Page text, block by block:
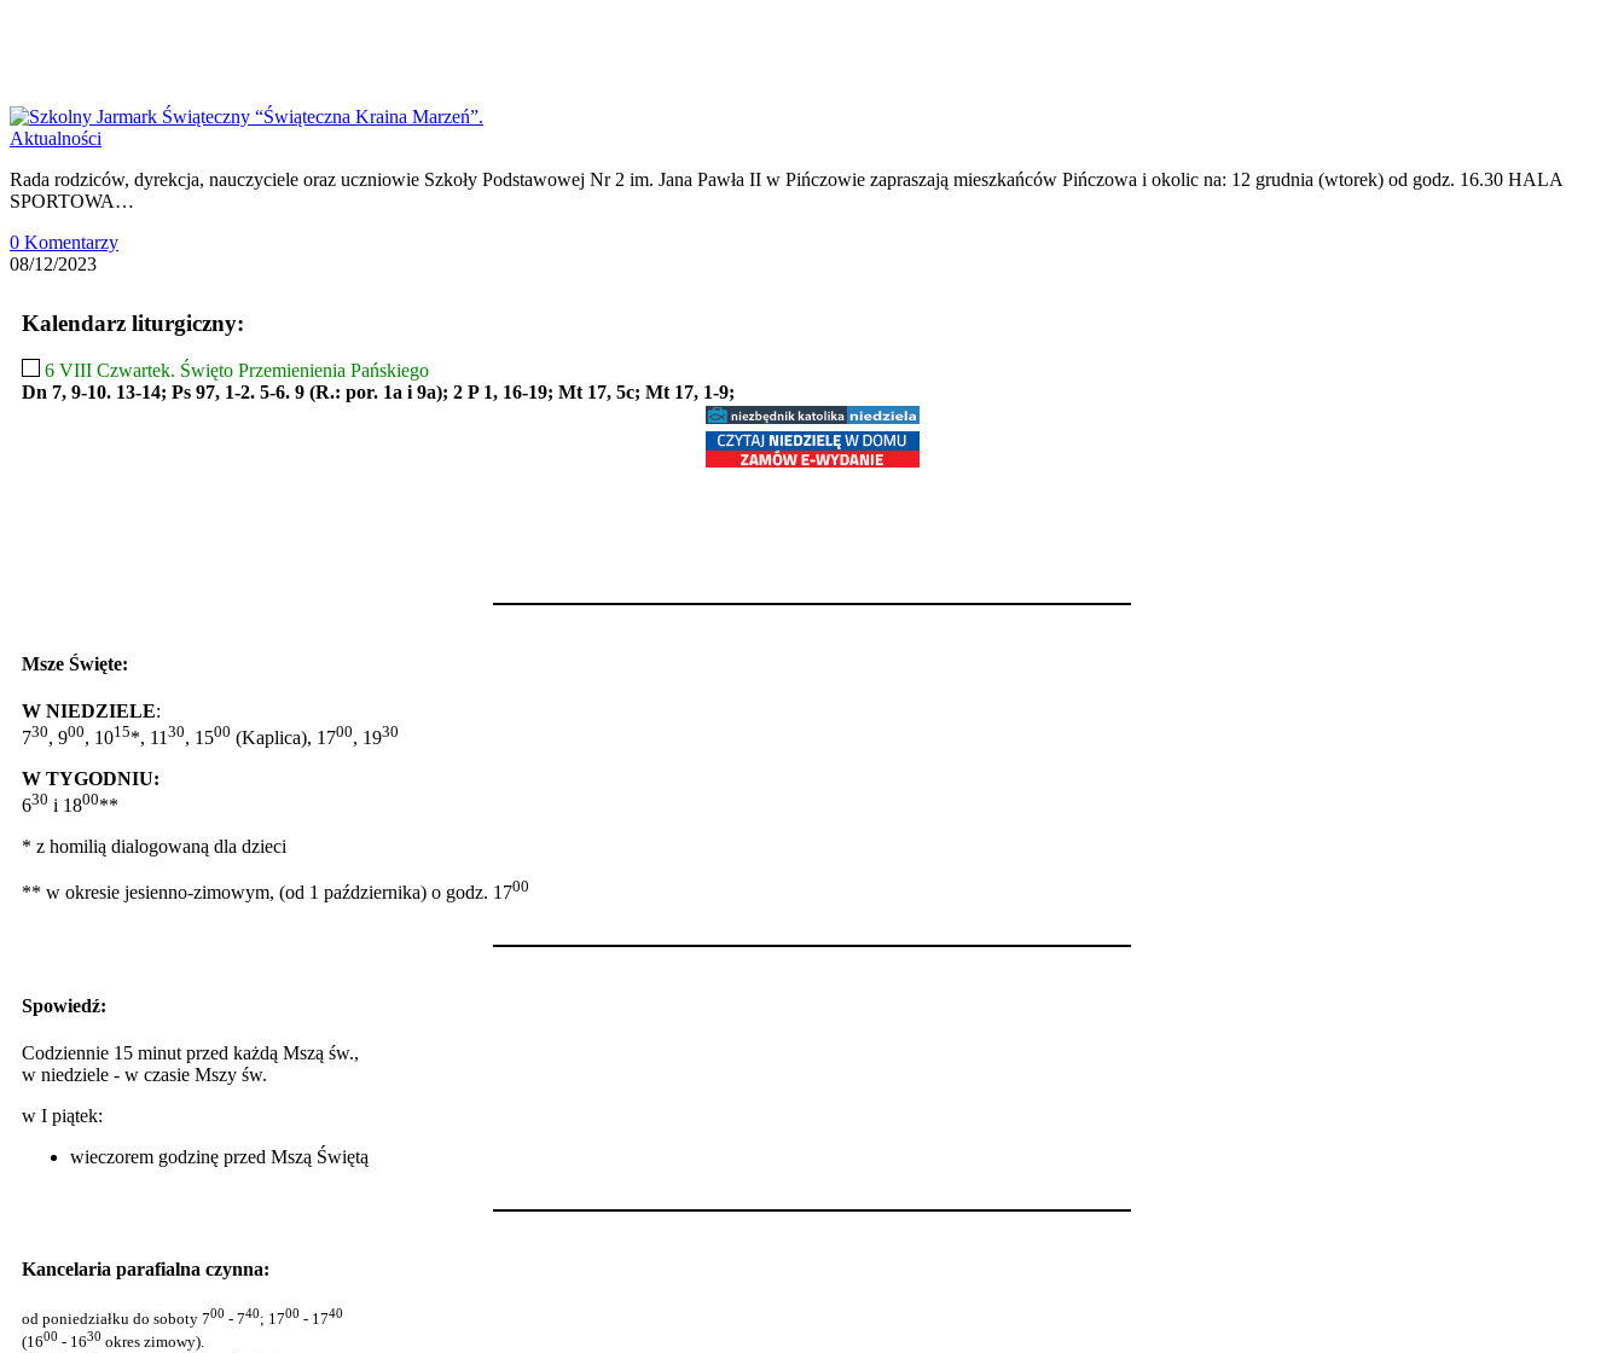
Aktualności
Rada rodziców, dyrekcja, nauczyciele oraz uczniowie Szkoły Podstawowej Nr 2 im. Jana Pawła II w Pińczowie zapraszają mieszkańców Pińczowa i okolic na: 12 grudnia (wtorek) od godz. 16.30 HALA
SPORTOWA…
0 Komentarzy
08/12/2023
Kalendarz liturgiczny:
6 VIII Czwartek. Święto Przemienienia Pańskiego
Dn 7, 9-10. 13-14; Ps 97, 1-2. 5-6. 9 (R.: por. 1a i 9a); 2 P 1, 16-19; Mt 17, 5c; Mt 17, 1-9;
Msze Święte:
W NIEDZIELE:
730, 900, 1015*, 11 30, 1500 (Kaplica), 1700, 1930
W TYGODNIU:
630 i 1800**
* z homilią dialogowaną dla dzieci
** w okresie jesienno-zimowym, (od 1 października) o godz. 1700
Spowiedź:
Codziennie 15 minut przed każdą Mszą św.,
w niedziele - w czasie Mszy św.
w I piątek:
wieczorem godzinę przed Mszą Świętą
Kancelaria parafialna czynna:
od poniedziałku do soboty 700 - 740; 1700 - 1740
(1600 - 1630 okres zimowy).